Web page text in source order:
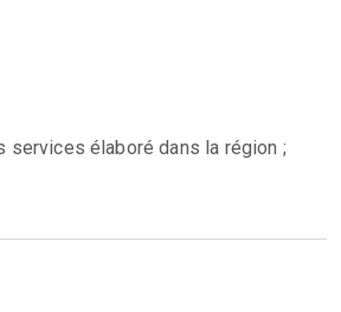
élaboré dans la région ;